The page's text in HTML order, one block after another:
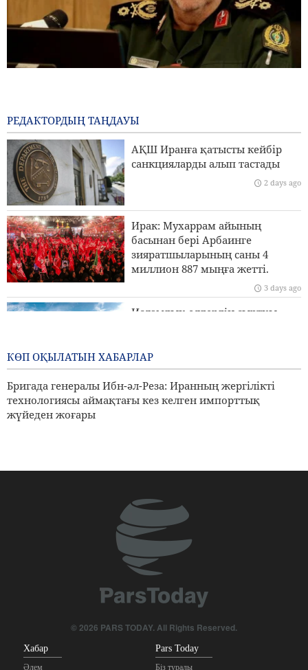
1 day ago
Пезешкиан: Біз келіссөздер процесіндегі Палестина
көшбасшыларының әрбір шешімін қолдаймыз
Сананың Эр-Риядқа қатаң ескертуі
Ормуз бұғазы үстінде MQ9 дроны жойылды
Иран Сыртқы істер министрлігі: Біз Иранды заңды
түрде қорғау үшін барлық құралдарды пайдаланамыз
РЕДАКТОРДЫҢ ТАҢДАУЫ
АҚШ Иранға қатысты кейбір
санкцияларды алып тастады
2 days ago
Ирак: Мухаррам айының
басынан бері Арбаинге
зияратшыларының саны 4
миллион 887 мыңға жетті.
3 days ago
Исламдық елдердің сыртқы
әрекеттеріне қарсы тұру үшін
бас қосады
3 days ago
КӨП ОҚЫЛАТЫН ХАБАРЛАР
Бригада генералы Ибн-әл-Реза: Иранның жергілікті
технологиясы аймақтағы кез келген импорттық
жүйеден жоғары
© 2026 PARS TODAY. All Rights Reserved.
Хабар
Әлем
Pars Today
Біз туралы